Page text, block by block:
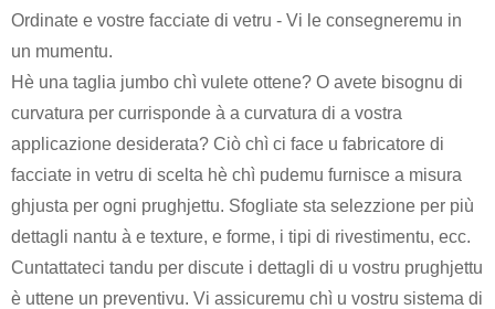
Ordinate e vostre facciate di vetru - Vi le consegneremu in
un mumentu.
Hè una taglia jumbo chì vulete ottene? O avete bisognu di
curvatura per currisponde à a curvatura di a vostra
applicazione desiderata? Ciò chì ci face u fabricatore di
facciate in vetru di scelta hè chì pudemu furnisce a misura
ghjusta per ogni prughjettu. Sfogliate sta selezzione per più
dettagli nantu à e texture, e forme, i tipi di rivestimentu, ecc.
Cuntattateci tandu per discute i dettagli di u vostru prughjettu
è uttene un preventivu. Vi assicuremu chì u vostru sistema di